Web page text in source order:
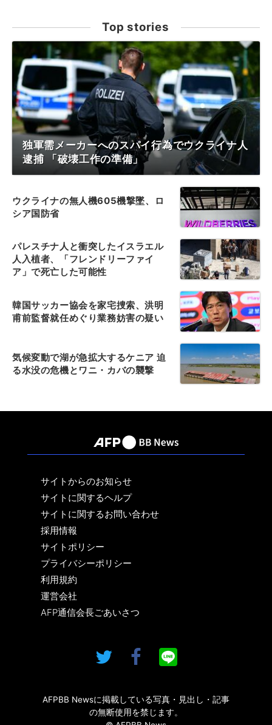
Top stories
独軍需メーカーへのスパイ行為でウクライナ人
逮捕 「破壊工作の準備」
ウクライナの無人機605機撃墜、ロ
シア国防省
パレスチナ人と衝突したイスラエル
人入植者、「フレンドリーファイ
ア」で死亡した可能性
韓国サッカー協会を家宅捜索、洪明
甫前監督就任めぐり業務妨害の疑い
気候変動で湖が急拡大するケニア 迫
る水没の危機とワニ・カバの襲撃
サイトからのお知らせ
サイトに関するヘルプ
サイトに関するお問い合わせ
採用情報
サイトポリシー
プライバシーポリシー
利用規約
運営会社
AFP通信会長ごあいさつ
AFPBB Newsに掲載している写真・見出し・記事
の無断使用を禁じます。